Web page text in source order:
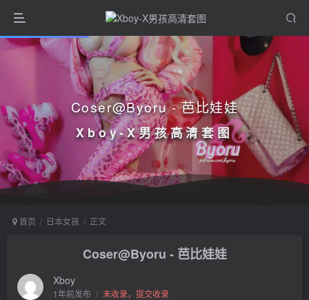
Coser@Byoru - 芭比娃娃
Xboy-X男孩高清套图
首页 日本女孩 正文
Coser@Byoru - 芭比娃娃
Xboy
1年前发布 / 未收录，提交收录